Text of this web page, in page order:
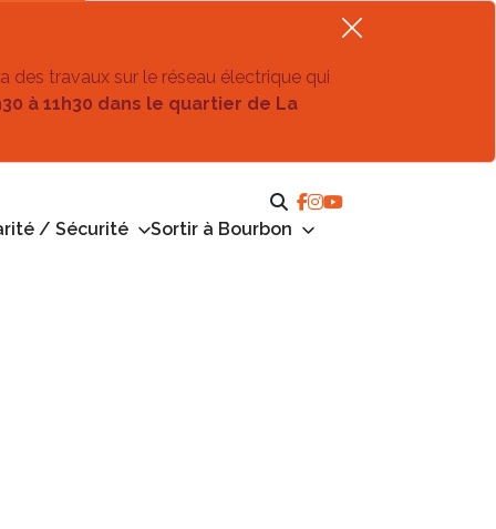
des travaux sur le réseau électrique qui
à 11h30 dans le quartier de La
/ Sécurité
Sortir à Bourbon